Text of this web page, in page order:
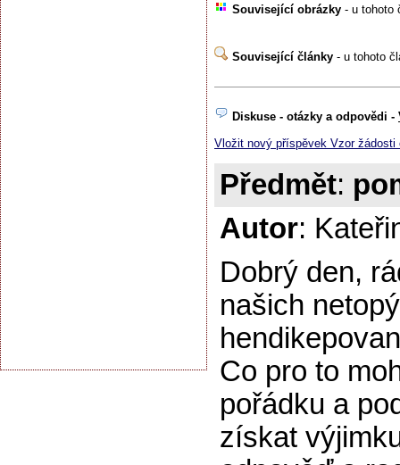
Související obrázky - u tohoto
Související články - u tohoto
Diskuse - otázky a odpovědi -
Vložit nový příspěvek Vzor
Předmět:
Autor:
Dobrý den,
našich
Co pro to
pořádku a
získat